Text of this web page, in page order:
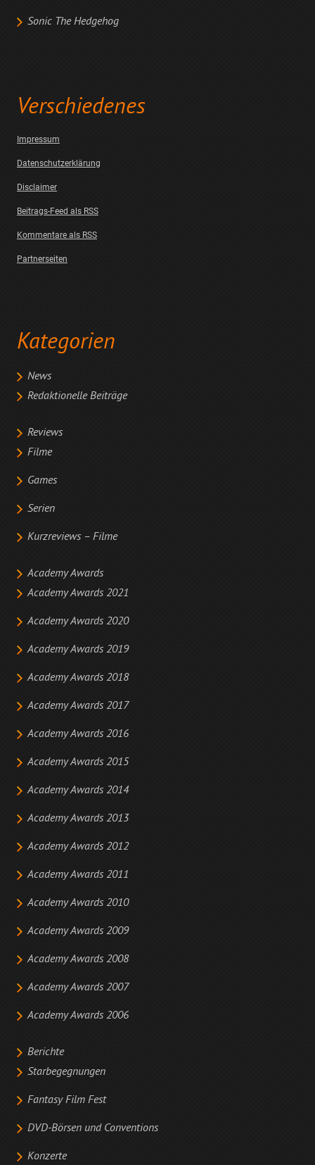
Sonic The Hedgehog
Verschiedenes
Impressum
Datenschutzerklärung
Disclaimer
Beitrags-Feed als RSS
Kommentare als RSS
Partnerseiten
Kategorien
News
Redaktionelle Beiträge
Reviews
Filme
Games
Serien
Kurzreviews – Filme
Academy Awards
Academy Awards 2021
Academy Awards 2020
Academy Awards 2019
Academy Awards 2018
Academy Awards 2017
Academy Awards 2016
Academy Awards 2015
Academy Awards 2014
Academy Awards 2013
Academy Awards 2012
Academy Awards 2011
Academy Awards 2010
Academy Awards 2009
Academy Awards 2008
Academy Awards 2007
Academy Awards 2006
Berichte
Starbegegnungen
Fantasy Film Fest
DVD-Börsen und Conventions
Konzerte